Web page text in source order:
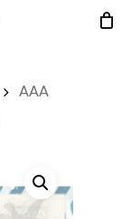
AAA